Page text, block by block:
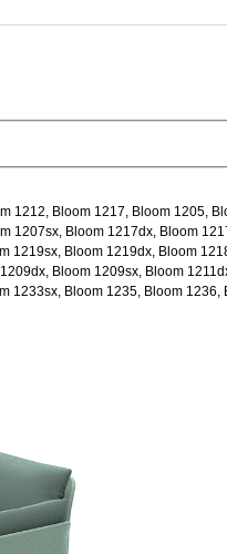
1212, Bloom 1217, Bloom 1205,
1207sx, Bloom 1217dx, Bloom
1219sx, Bloom 1219dx, Bloom
Bloom 1209sx, Bloom
1233sx, Bloom 1235, Bloom